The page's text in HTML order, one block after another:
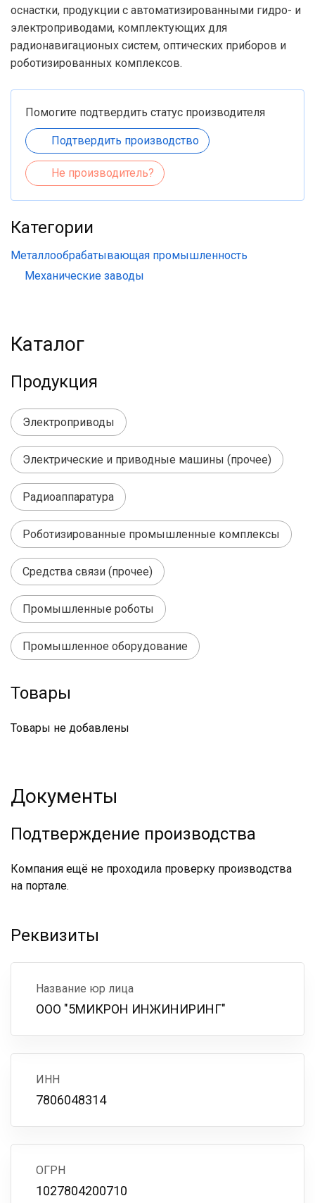
оснастки, продукции с автоматизированными гидро- и
электроприводами, комплектующих для
радионавигационых систем, оптических приборов и
роботизированных комплексов.
Помогите подтвердить статус производителя
Подтвердить производство
Не производитель?
Категории
Металлообрабатывающая промышленность
Механические заводы
Каталог
Продукция
Электроприводы
Электрические и приводные машины (прочее)
Радиоаппаратура
Роботизированные промышленные комплексы
Средства связи (прочее)
Промышленные роботы
Промышленное оборудование
Товары
Товары не добавлены
Документы
Подтверждение производства
Компания ещё не проходила проверку производства
на портале.
Реквизиты
Название юр лица
ООО "5МИКРОН ИНЖИНИРИНГ"
ИНН
7806048314
ОГРН
1027804200710